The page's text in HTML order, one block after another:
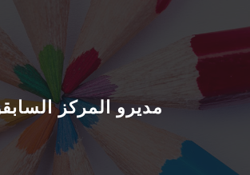
مديرو المركز